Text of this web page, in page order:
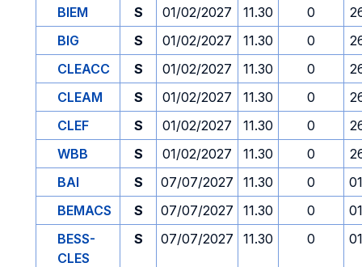
BIEM
S 01/02/2027 11.30 0
BIG
S 01/02/2027 11.30 0
CLEACC
S 01/02/2027 11.30 0
CLEAM
S 01/02/2027 11.30 0
CLEF
S 01/02/2027 11.30 0
WBB
S 01/02/2027 11.30 0
BAI
S 07/07/2027 11.30 0
BEMACS
S 07/07/2027 11.30 0
BESS-
CLES
S 07/07/2027 11.30 0